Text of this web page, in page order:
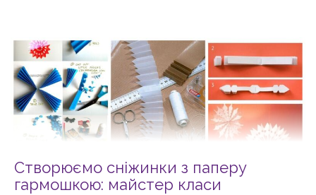
Створюємо сніжинки з паперу
гармошкою: майстер класи